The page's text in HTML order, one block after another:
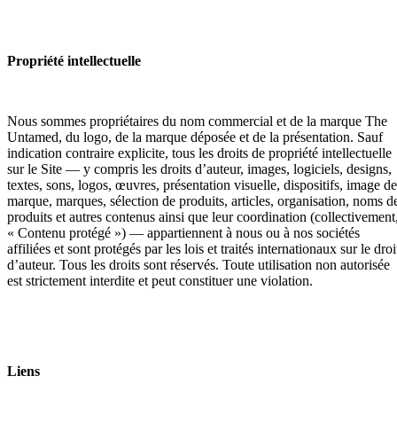
Propriété intellectuelle
Nous sommes propriétaires du nom commercial et de la marque The
Untamed, du logo, de la marque déposée et de la présentation. Sauf
indication contraire explicite, tous les droits de propriété intellectuelle
sur le Site — y compris les droits d’auteur, images, logiciels, designs,
textes, sons, logos, œuvres, présentation visuelle, dispositifs, image de
marque, marques, sélection de produits, articles, organisation, noms
produits et autres contenus ainsi que leur coordination
« Contenu protégé ») — appartiennent à nous ou à nos sociétés
affiliées et sont protégés par les lois et traités internationaux sur le
d’auteur. Tous les droits sont réservés. Toute utilisation non autorisée
est strictement interdite et peut constituer une violation.
Liens